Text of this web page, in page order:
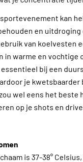
kan
en
van koelvesten
warme en vochtige
bij een
je
wel eens het beste
op je shots en
is 37-38°